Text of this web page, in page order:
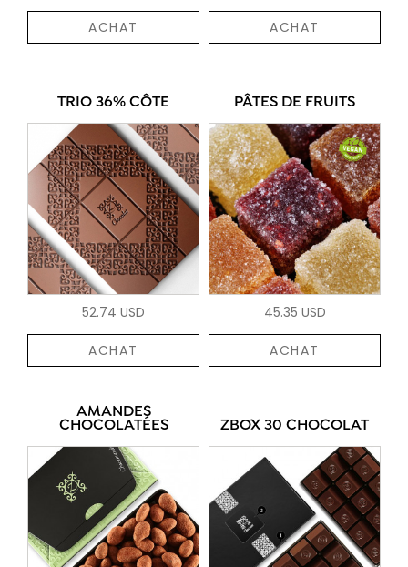
ACHAT ACHAT
TRIO 36% CÔTE
52.74 USD
ACHAT
PÂTES DE FRUITS
45.35 USD
ACHAT
AMANDES
CHOCOLATÉES ZBOX 30 CHOCOLAT